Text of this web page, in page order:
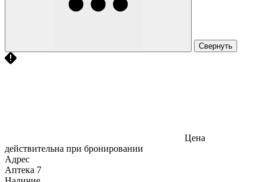
Свернуть
Цена
действительна при бронировании
Адрес
Аптека 7